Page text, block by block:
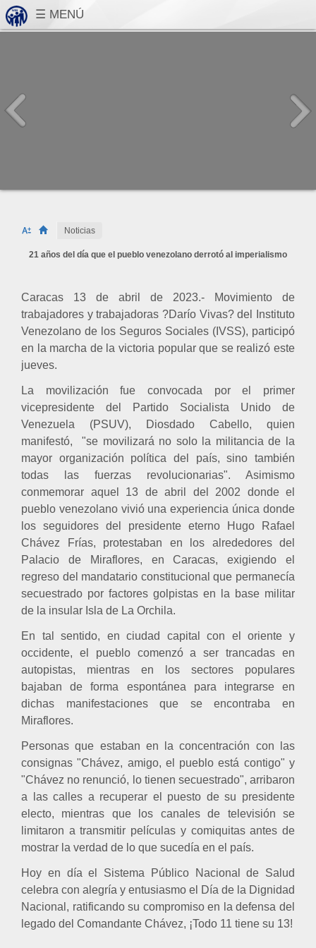
Noticias
21 años del día que el pueblo venezolano derrotó al imperialismo
Caracas 13 de abril de 2023.- Movimiento de
trabajadores y trabajadoras ?Darío Vivas? del Instituto
Venezolano de los Seguros Sociales (IVSS), participó
en la marcha de la victoria popular que se realizó este
jueves.
La movilización fue convocada por el primer
vicepresidente del Partido Socialista Unido de
Venezuela (PSUV), Diosdado Cabello, quien
manifestó,"se movilizará no solo la militancia de la
mayor organización política del país, sino también
todas las fuerzas revolucionarias". Asimismo
conmemorar aquel 13 de abril del 2002 donde el
pueblo venezolano vivió una experiencia única donde
los seguidores del presidente eterno Hugo Rafael
Chávez Frías, protestaban en los alrededores del
Palacio de Miraflores, en Caracas, exigiendo el
regreso del mandatario constitucional que permanecía
secuestrado por factores golpistas en la base militar
de la insular Isla de La Orchila.
En tal sentido, en ciudad capital con el oriente y
occidente, el pueblo comenzó a ser trancadas en
autopistas, mientras en los sectores populares
bajaban de forma espontánea para integrarse en
dichas manifestaciones que se encontraba en
Miraflores.
Personas que estaban en la concentración con las
consignas "Chávez, amigo, el pueblo está contigo" y
"Chávez no renunció, lo tienen secuestrado", arribaron
a las calles a recuperar el puesto de su presidente
electo, mientras que los canales de televisión se
limitaron a transmitir películas y comiquitas antes de
mostrar la verdad de lo que sucedía en el país.
Hoy en día el Sistema Público Nacional de Salud
celebra con alegría y entusiasmo el Día de la Dignidad
Nacional, ratificando su compromiso en la defensa del
legado del Comandante Chávez, ¡Todo 11 tiene su 13!